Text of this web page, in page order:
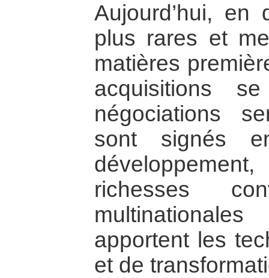
Aujourd’hui,
plus rares et
matières
acquisitions
négociations
sont signés
richesses
apportent les
et de